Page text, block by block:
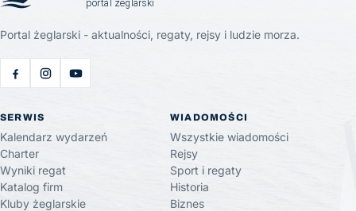
Portal żeglarski - aktualności, regaty, rejsy i ludzie morza.
SERWIS
Kalendarz wydarzeń
Charter
Wyniki regat
Katalog firm
Kluby żeglarskie
WIADOMOŚCI
Wszystkie wiadomości
Rejsy
Sport i regaty
Historia
Biznes